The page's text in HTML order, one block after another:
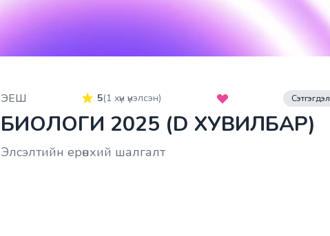
ЭЕШ 5(1 хүн үнэлсэн) Сэтгэгдэл
БИОЛОГИ 2025 (D ХУВИЛБАР)
Элсэлтийн ерөнхий шалгалт